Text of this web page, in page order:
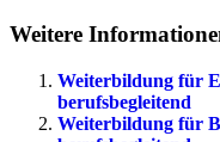
Weitere
Weiterbildung für
berufsbegleitend
Weiterbildung für